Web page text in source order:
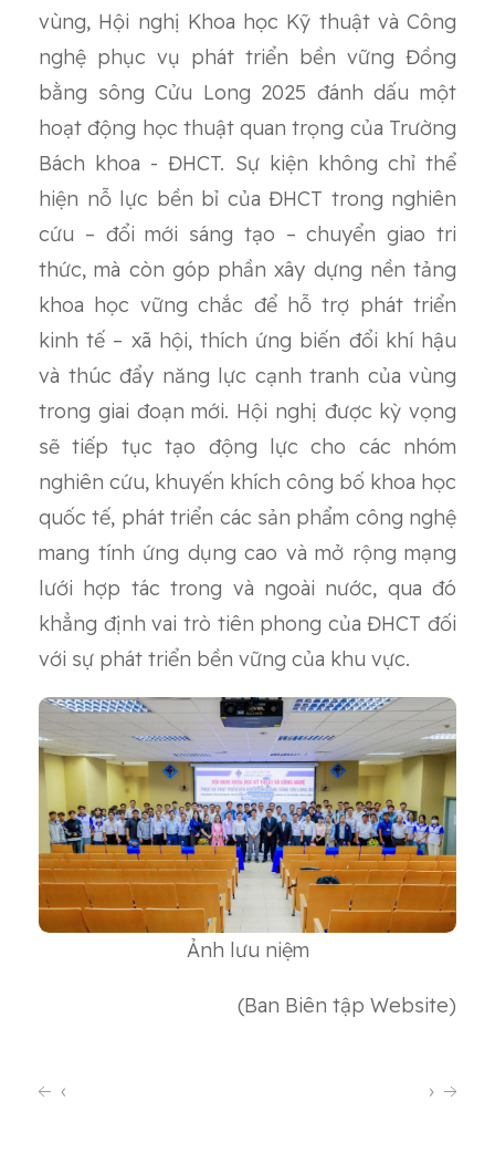
vùng, Hội nghị Khoa học Kỹ thuật và Công
nghệ phục vụ phát triển bền vững Đồng
bằng sông Cửu Long 2025 đánh dấu một
hoạt động học thuật quan trọng của Trường
Bách khoa - ĐHCT. Sự kiện không chỉ thể
hiện nỗ lực bền bỉ của ĐHCT trong nghiên
cứu – đổi mới sáng tạo – chuyển giao tri
thức, mà còn góp phần xây dựng nền tảng
khoa học vững chắc để hỗ trợ phát triển
kinh tế – xã hội, thích ứng biến đổi khí hậu
và thúc đẩy năng lực cạnh tranh của vùng
trong giai đoạn mới. Hội nghị được kỳ vọng
sẽ tiếp tục tạo động lực cho các nhóm
nghiên cứu, khuyến khích công bố khoa học
quốc tế, phát triển các sản phẩm công nghệ
mang tính ứng dụng cao và mở rộng mạng
lưới hợp tác trong và ngoài nước, qua đó
khẳng định vai trò tiên phong của ĐHCT đối
với sự phát triển bền vững của khu vực.
Ảnh lưu niệm
(Ban Biên tập Website)
‹ ›